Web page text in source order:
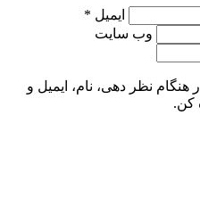
ایمیل *
وب سایت
نظر دهی، نام، ایمیل و
کن.